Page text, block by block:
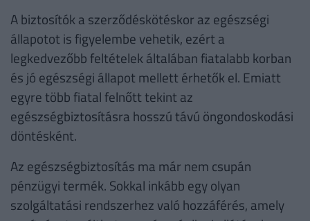
A biztosítók a szerződéskötéskor az egészségi
állapotot is figyelembe vehetik, ezért a
legkedvezőbb feltételek általában fiatalabb korban
és jó egészségi állapot mellett érhetők el. Emiatt
egyre több fiatal felnőtt tekint az
egészségbiztosításra hosszú távú öngondoskodási
döntésként.
Az egészségbiztosítás ma már nem csupán
pénzügyi termék. Sokkal inkább egy olyan
szolgáltatási rendszerhez való hozzáférés, amely